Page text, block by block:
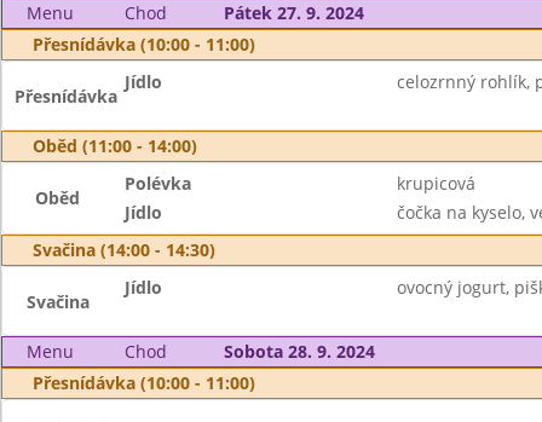
Menu Chod
Pátek 27. 9. 2024
Přesnídávka (10:00 - 11:00)
Přesnídávka
Jídlo celozrnný rohlík,
Oběd (11:00 - 14:00)
Oběd
Polévka
krupicová
Jídlo
čočka na kyselo,
Svačina (14:00 - 14:30)
Svačina
Jídlo ovocný jogurt,
Menu Chod
Sobota 28. 9. 2024
Přesnídávka (10:00 - 11:00)